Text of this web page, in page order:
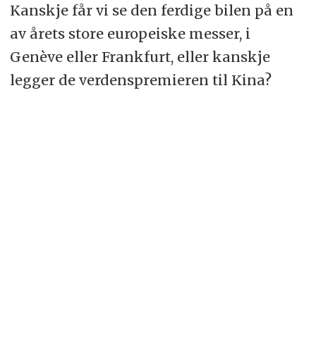
Kanskje får vi se den ferdige bilen på en
av årets store europeiske messer, i
Genève eller Frankfurt, eller kanskje
legger de verdenspremieren til Kina?